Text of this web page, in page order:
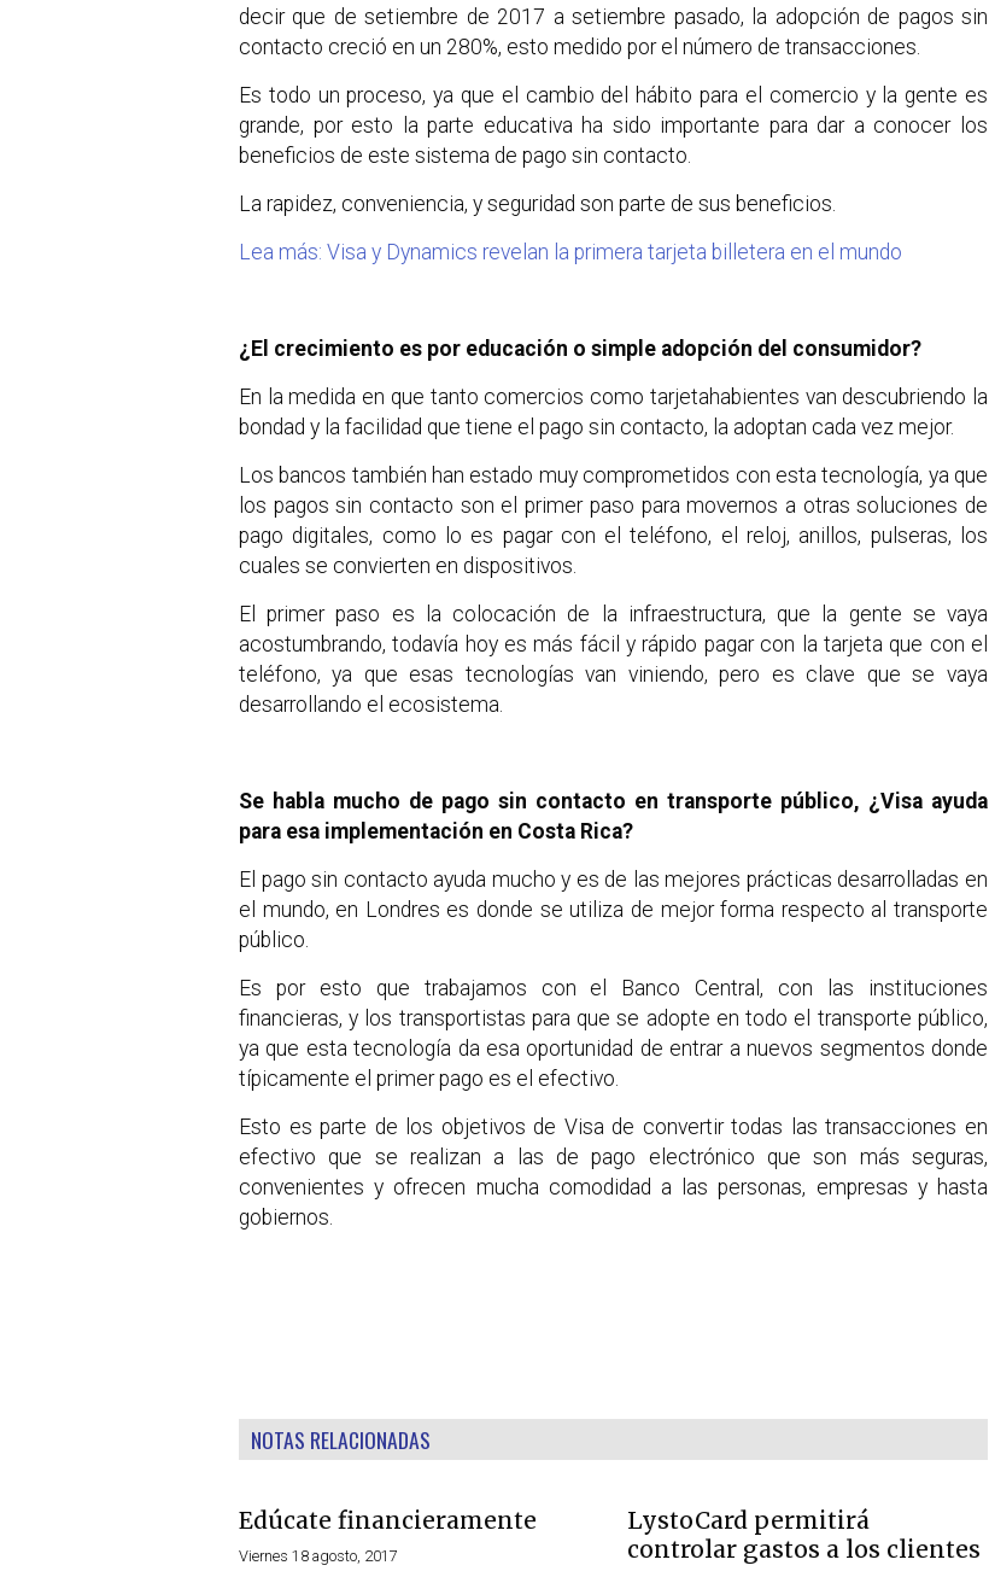
decir que de setiembre de 2017 a setiembre pasado, la adopción de pagos sin
contacto creció en un 280%, esto medido por el número de transacciones.
Es todo un proceso, ya que el cambio del hábito para el comercio y la gente es
grande, por esto la parte educativa ha sido importante para dar a conocer los
beneficios de este sistema de pago sin contacto.
La rapidez, conveniencia, y seguridad son parte de sus beneficios.
Lea más: Visa y Dynamics revelan la primera tarjeta billetera en el mundo
¿El crecimiento es por educación o simple adopción del consumidor?
En la medida en que tanto comercios como tarjetahabientes van descubriendo la
bondad y la facilidad que tiene el pago sin contacto, la adoptan cada vez mejor.
Los bancos también han estado muy comprometidos con esta tecnología, ya que
los pagos sin contacto son el primer paso para movernos a otras soluciones de
pago digitales, como lo es pagar con el teléfono, el reloj, anillos, pulseras, los
cuales se convierten en dispositivos.
El primer paso es la colocación de la infraestructura, que la gente se vaya
acostumbrando, todavía hoy es más fácil y rápido pagar con la tarjeta que con el
teléfono, ya que esas tecnologías van viniendo, pero es clave que se vaya
desarrollando el ecosistema.
Se habla mucho de pago sin contacto en transporte público, ¿Visa ayuda
para esa implementación en Costa Rica?
El pago sin contacto ayuda mucho y es de las mejores prácticas desarrolladas en
el mundo, en Londres es donde se utiliza de mejor forma respecto al transporte
público.
Es por esto que trabajamos con el Banco Central, con las instituciones
financieras, y los transportistas para que se adopte en todo el transporte público,
ya que esta tecnología da esa oportunidad de entrar a nuevos segmentos donde
típicamente el primer pago es el efectivo.
Esto es parte de los objetivos de Visa de convertir todas las transacciones en
efectivo que se realizan a las de pago electrónico que son más seguras,
convenientes y ofrecen mucha comodidad a las personas, empresas y hasta
gobiernos.
NOTAS RELACIONADAS
Edúcate financieramente
Viernes 18 agosto, 2017
LystoCard permitirá
controlar gastos a los clientes